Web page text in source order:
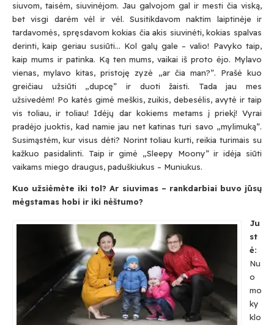
siuvom, taisėm, siuvinėjom. Jau galvojom gal ir mesti čia viską,
bet visgi darėm vėl ir vėl. Susitikdavom naktim laiptinėje ir
tardavomės, spręsdavom kokias čia akis siuvinėti, kokias spalvas
derinti, kaip geriau susiūti… Kol galų gale – valio! Pavyko taip,
kaip mums ir patinka. Ką ten mums, vaikai iš proto ėjo. Mylavo
vienas, mylavo kitas, pristoję zyzė „ar čia man?”. Prašė kuo
greičiau užsiūti „dupcę” ir duoti žaisti. Tada jau mes
užsivedėm! Po katės gimė meškis, zuikis, debesėlis, avytė ir taip
vis toliau, ir toliau! Idėjų dar kokiems metams į priekį! Vyrai
pradėjo juoktis, kad namie jau net katinas turi savo „mylimuką”.
Susimąstėm, kur visus dėti? Norint toliau kurti, reikia turimais su
kažkuo pasidalinti. Taip ir gimė „Sleepy Moony” ir idėja siūti
vaikams miego draugus, paduškiukus – Muniukus.
Kuo užsiėmėte iki tol? Ar siuvimas – rankdarbiai buvo jūsų
mėgstamas hobi ir iki nėštumo?
Ju
st
ė:
Nu
o
mo
ky
klo